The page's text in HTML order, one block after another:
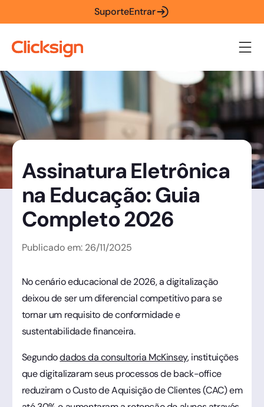
SuporteEntrar
Assinatura Eletrônica
na Educação: Guia
Completo 2026
Publicado em: 26/11/2025
No cenário educacional de 2026, a digitalização
deixou de ser um diferencial competitivo para se
tornar um requisito de conformidade e
sustentabilidade financeira.
Segundodados da consultoria McKinsey, instituições
que digitalizaram seus processos de back-office
reduziram o Custo de Aquisição de Clientes (CAC) em